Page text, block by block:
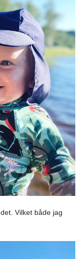
Vilket både jag